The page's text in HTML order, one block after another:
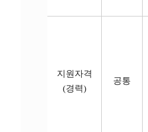
지원자격
(경력)
공통